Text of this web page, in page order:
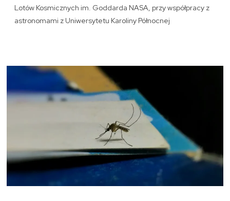
Lotów Kosmicznych im. Goddarda NASA, przy współpracy z
astronomami z Uniwersytetu Karoliny Północnej